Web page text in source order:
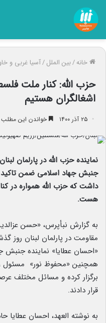
خانه/بین الملل/آسیا غربی و
حزب الله: کنار ملت
اشغالگران هستیم
۲۵ آذر ۱۴۰۰ خواندن این مطلب ۳ دقیقه زمان میبرد
نماینده حزب الله در پارلمان
جنبش جهاد اسلامی ضمن تاکید
داشت که حزب الله همواره در
هست.
به گزارش نبأپرس، «حسن
مقاومت در پارلمان لبنان روز
«احسان عطایا» نماینده جنبش
همچنین «محفوظ نور» مسئول
برگزار کرده و مسائل مختلف
قرار دادند.
به نوشته العهد، احسان عطایا